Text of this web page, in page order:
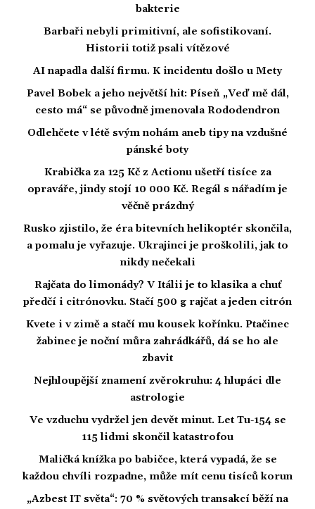
bakterie
Barbaři nebyli primitivní, ale sofistikovaní.
Historii totiž psali vítězové
AI napadla další firmu. K incidentu došlo u Mety
Pavel Bobek a jeho největší hit: Píseň „Veď mě dál,
cesto má“ se původně jmenovala Rododendron
Odlehčete v létě svým nohám aneb tipy na vzdušné
pánské boty
Krabička za 125 Kč z Actionu ušetří tisíce za
opraváře, jindy stojí 10 000 Kč. Regál s nářadím je
věčně prázdný
Rusko zjistilo, že éra bitevních helikoptér skončila,
a pomalu je vyřazuje. Ukrajinci je proškolili, jak to
nikdy nečekali
Rajčata do limonády? V Itálii je to klasika a chuť
předčí i citrónovku. Stačí 500 g rajčat a jeden citrón
Kvete i v zimě a stačí mu kousek kořínku. Ptačinec
žabinec je noční můra zahrádkářů, dá se ho ale
zbavit
Nejhloupější znamení zvěrokruhu: 4 hlupáci dle
astrologie
Ve vzduchu vydržel jen devět minut. Let Tu-154 se
115 lidmi skončil katastrofou
Maličká knížka po babičce, která vypadá, že se
každou chvíli rozpadne, může mít cenu tisíců korun
„Azbest IT světa“: 70 % světových transakcí běží na